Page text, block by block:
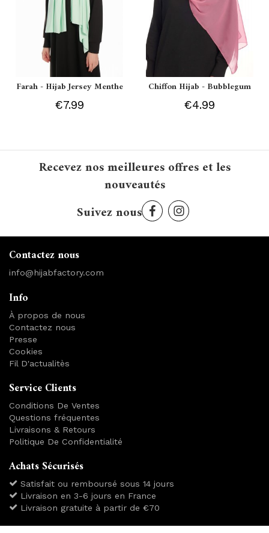
Farah - Hijab Jersey Menthe
€7.99
Chiffon Hijab - Bubblegum
€4.99
Recevez nos meilleures offres et les
nouveautés
Suivez nous
Contactez nous
info@hijabfactory.com
Info
À propos de nous
Contactez nous
Presse
Cookies
Fil D'actualitès
Service Clients
Conditions De Ventes
Questions fréquentes
Livraisons & Retours
Politique De Confidentialité
Achats Sécurisés
Satisfait ou remboursé sous 14 jours
Livraison en 3-6 jours en France
Livraison gratuite à partir de €70